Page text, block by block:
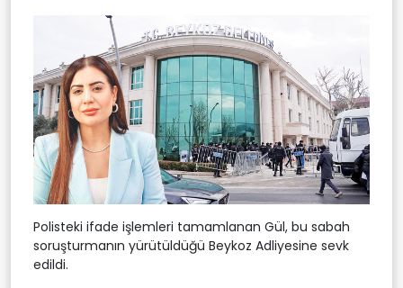
Polisteki ifade işlemleri tamamlanan Gül, bu sabah
soruşturmanın yürütüldüğü Beykoz Adliyesine sevk
edildi.